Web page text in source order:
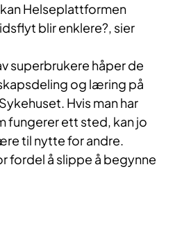
Helseplattformen
blir enklere?, sier
superbrukere håper de
og læring på
Hvis man har
fungerer ett sted, kan jo
til nytte for andre.
fordel å slippe å begynne